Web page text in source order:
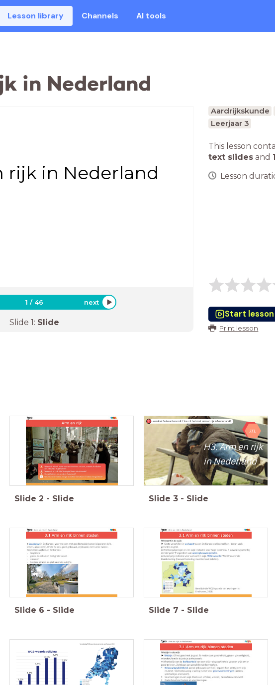
Lesson library Channels AI tools
in Nederland
rijk in Nederland
1 / 46 next
Slide 1: Slide
Aardrijkskunde
Leerjaar 3
This lesson
text slides and
Lesson
Start lesson
Print lesson
Slide 2 - Slide
H3. Arm en rijk
in Nederland
Leerdoel: Je beantwoordt: Hoe zit het met arm en rijk in Nederland?
3TL
Slide 3 - Slide
Slide 6 - Slide Slide 7 - Slide